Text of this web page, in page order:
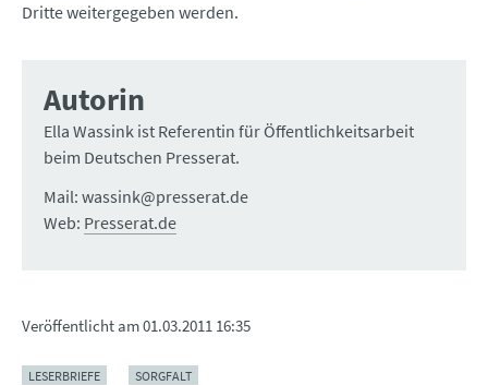
Dritte weitergegeben werden.
Autorin
Ella Wassink ist Referentin für Öffentlichkeitsarbeit
beim Deutschen Presserat.
Mail: wassink@presserat.de
Web: Presserat.de
Veröffentlicht am01.03.2011 16:35
LESERBRIEFE SORGFALT